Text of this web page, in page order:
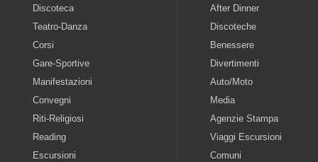
Discoteca
Teatro-Danza
Corsi
Gare-Sportive
Manifestazioni
Convegni
Riti-Religiosi
Reading
Escursioni
After Dinner
Discoteche
Benessere
Divertimenti
Auto/Moto
Media
Agenzie Stampa
Viaggi Escursioni
Comuni